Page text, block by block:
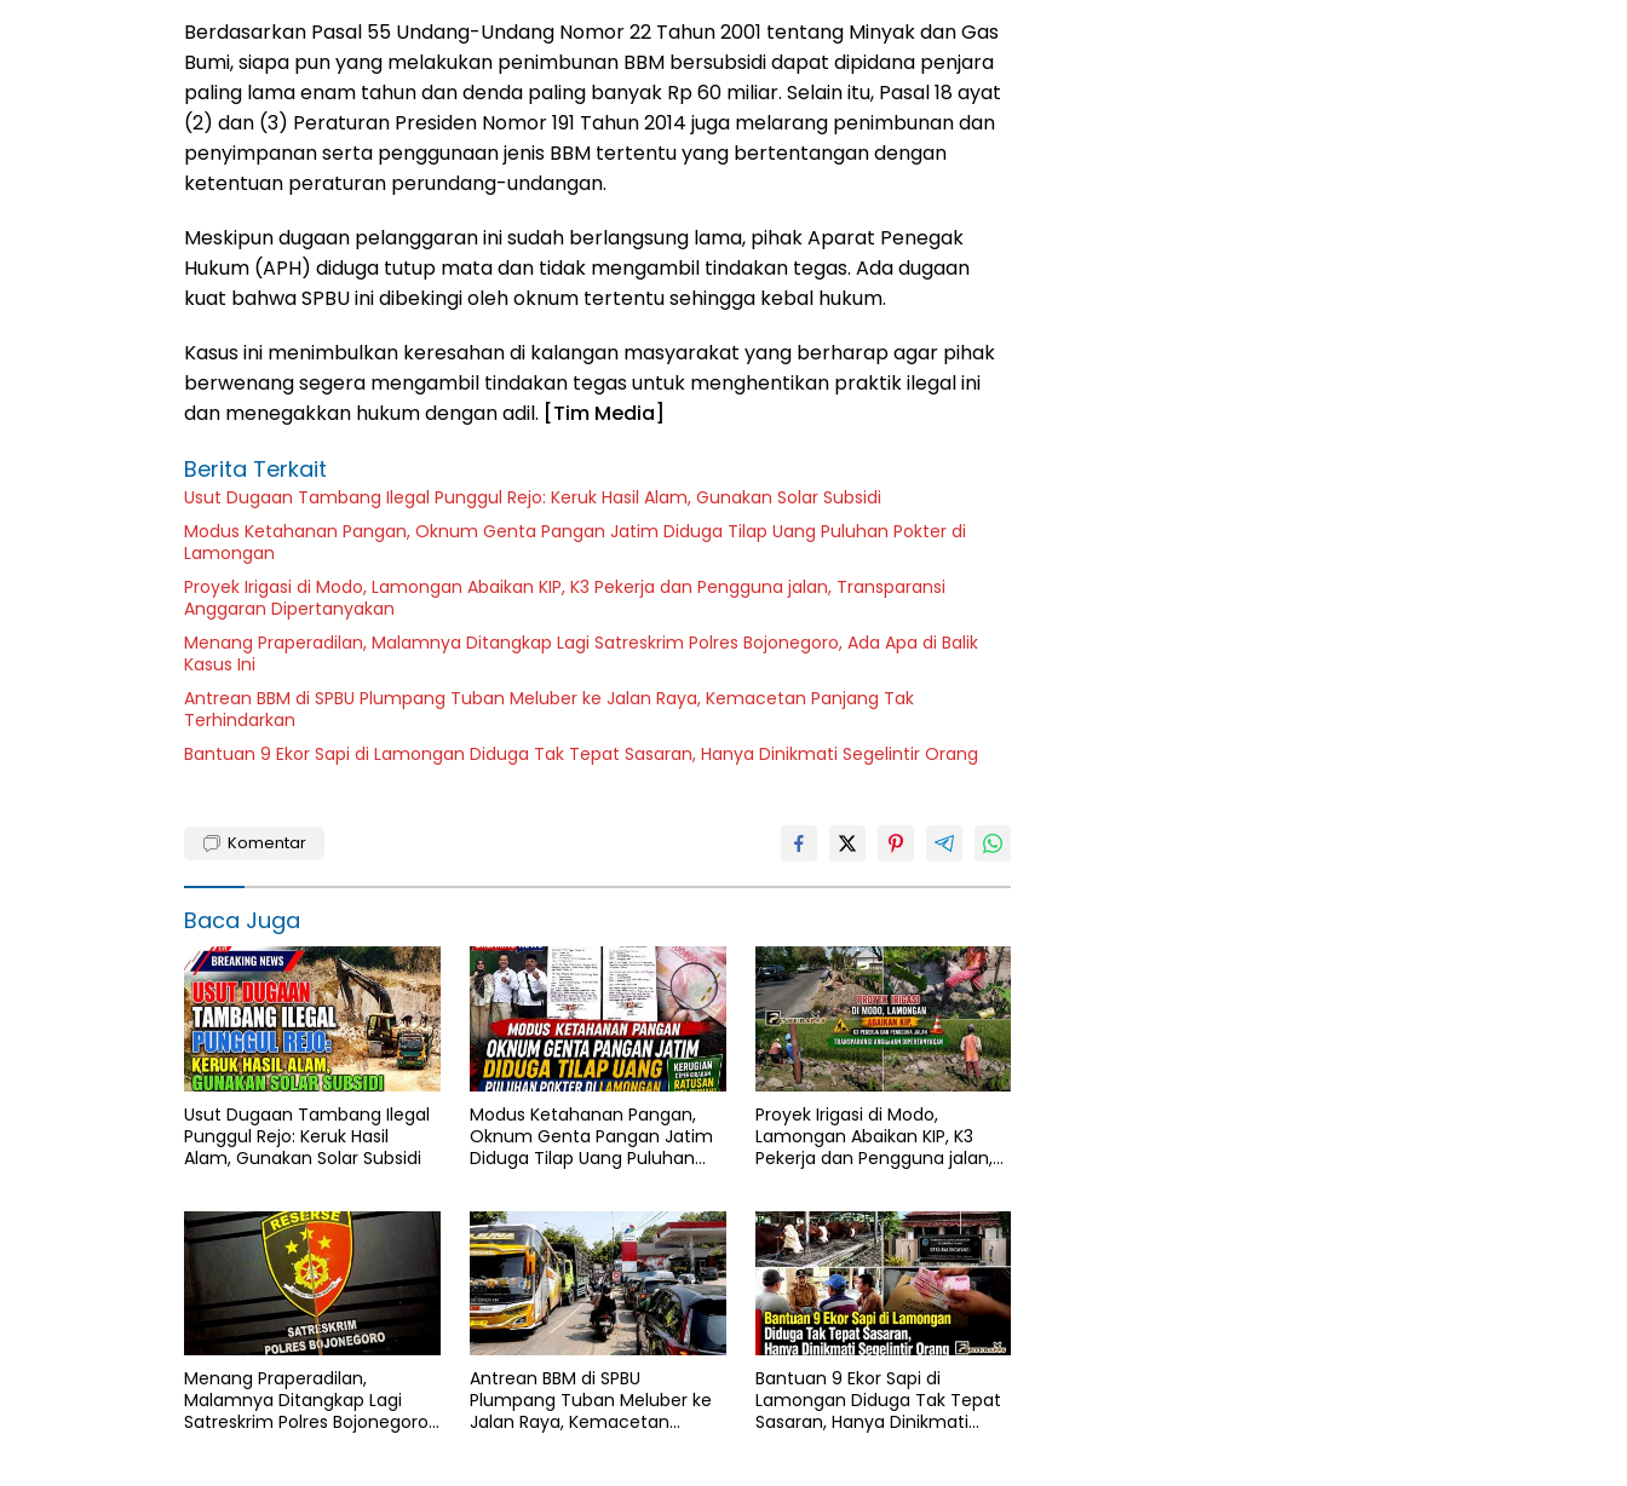
Berdasarkan Pasal 55 Undang-Undang Nomor 22 Tahun 2001 tentang Minyak dan Gas
Bumi, siapa pun yang melakukan penimbunan BBM bersubsidi dapat dipidana penjara
paling lama enam tahun dan denda paling banyak Rp 60 miliar. Selain itu, Pasal 18 ayat
(2) dan (3) Peraturan Presiden Nomor 191 Tahun 2014 juga melarang penimbunan dan
penyimpanan serta penggunaan jenis BBM tertentu yang bertentangan dengan
ketentuan peraturan perundang-undangan.
Meskipun dugaan pelanggaran ini sudah berlangsung lama, pihak Aparat Penegak
Hukum (APH) diduga tutup mata dan tidak mengambil tindakan tegas. Ada dugaan
kuat bahwa SPBU ini dibekingi oleh oknum tertentu sehingga kebal hukum.
Kasus ini menimbulkan keresahan di kalangan masyarakat yang berharap agar pihak
berwenang segera mengambil tindakan tegas untuk menghentikan praktik ilegal ini
dan menegakkan hukum dengan adil. [Tim Media]
Berita Terkait
Usut Dugaan Tambang Ilegal Punggul Rejo: Keruk Hasil Alam, Gunakan Solar Subsidi
Modus Ketahanan Pangan, Oknum Genta Pangan Jatim Diduga Tilap Uang Puluhan Pokter di
Lamongan
Proyek Irigasi di Modo, Lamongan Abaikan KIP, K3 Pekerja dan Pengguna jalan, Transparansi
Anggaran Dipertanyakan
Menang Praperadilan, Malamnya Ditangkap Lagi Satreskrim Polres Bojonegoro, Ada Apa di Balik
Kasus Ini
Antrean BBM di SPBU Plumpang Tuban Meluber ke Jalan Raya, Kemacetan Panjang Tak
Terhindarkan
Bantuan 9 Ekor Sapi di Lamongan Diduga Tak Tepat Sasaran, Hanya Dinikmati Segelintir Orang
Komentar
Baca Juga
Usut Dugaan Tambang Ilegal
Punggul Rejo: Keruk Hasil
Alam, Gunakan Solar Subsidi
Modus Ketahanan Pangan,
Oknum Genta Pangan Jatim
Diduga Tilap Uang Puluhan
Proyek Irigasi di Modo,
Lamongan Abaikan KIP, K3
Pekerja dan Pengguna jalan,
Menang Praperadilan,
Malamnya Ditangkap Lagi
Satreskrim Polres Bojonegoro,
Antrean BBM di SPBU
Plumpang Tuban Meluber ke
Jalan Raya, Kemacetan
Bantuan 9 Ekor Sapi di
Lamongan Diduga Tak Tepat
Sasaran, Hanya Dinikmati